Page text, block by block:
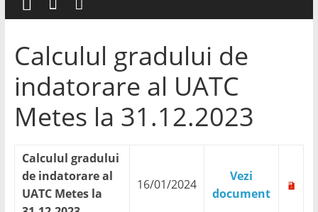
Calculul gradului de
indatorare al UATC
Metes la 31.12.2023
Calculul gradului
de indatorare al
UATC Metes la
16/01/2024
Vezi
document